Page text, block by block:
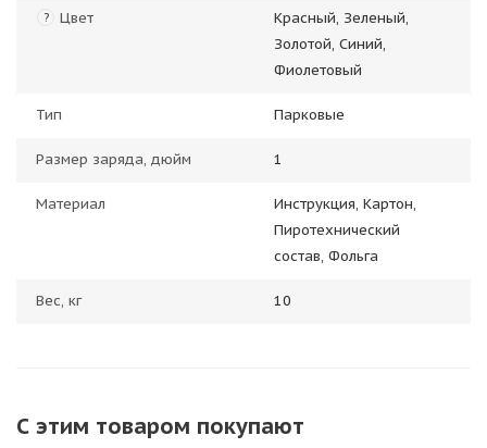
? Цвет
Красный, Зеленый,
Золотой, Синий,
Фиолетовый
Тип Парковые
Размер заряда, дюйм 1
Материал
Инструкция, Картон,
Пиротехнический
состав, Фольга
Вес, кг 10
С этим товаром покупают